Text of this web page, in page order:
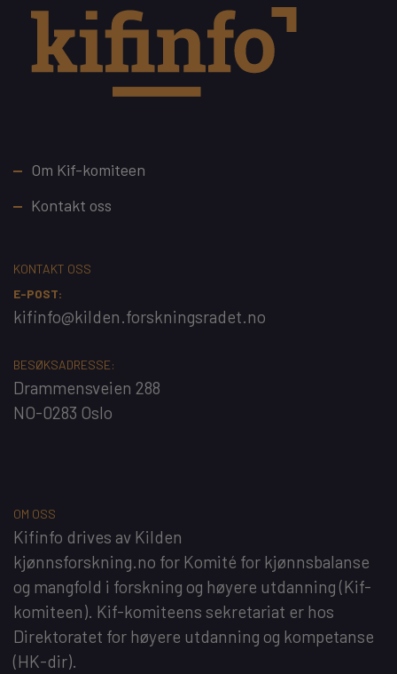
Footer
Om Kif-komiteen
Kontakt oss
KONTAKT OSS
E-POST:
kifinfo@kilden.forskningsradet.no
BESØKSADRESSE:
Drammensveien 288
NO-0283 Oslo
OM OSS
Kifinfo drives av Kilden
kjønnsforskning.no for Komité for kjønnsbalanse
og mangfold i forskning og høyere utdanning(Kif-
komiteen). Kif-komiteens sekretariat er hos
Direktoratet for høyere utdanning og kompetanse
(HK-dir).